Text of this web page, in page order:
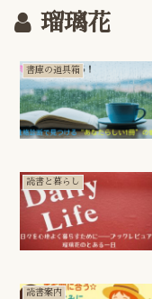
瑠璃花
書庫の道具箱
読書と暮らし
読書案内